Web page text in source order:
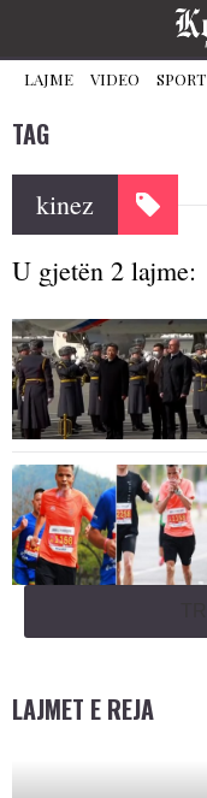
LAJME VIDEO SPORT
TAG
kinez
U gjetën 2 lajme:
LAJMET E REJA